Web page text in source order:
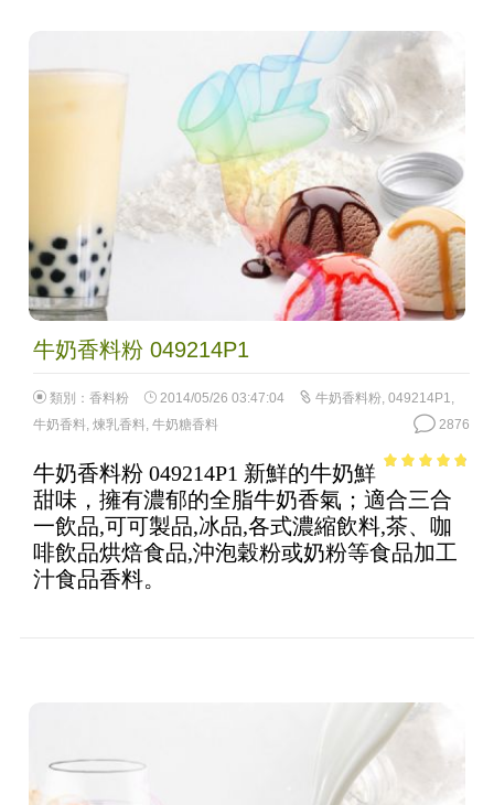
牛奶香料粉 049214P1
類別： 香料粉 2014/05/26 03:47:04 牛奶香料粉, 049214P1,
牛奶香料, 煉乳香料, 牛奶糖香料 2876
5
牛奶香料粉 049214P1 新鮮的牛奶鮮
甜味，擁有濃郁的全脂牛奶香氣；適合三合
一飲品,可可製品,冰品,各式濃縮飲料,茶、咖
啡飲品烘焙食品,沖泡穀粉或奶粉等食品加工
汁食品香料。